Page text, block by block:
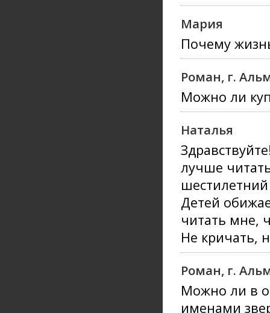
Мария
Почему
Роман, г.
Можно ли
Наталья
лучше
Детей
читать мне,
Не кричать,
Роман, г.
Можно ли в
именами